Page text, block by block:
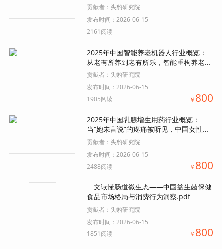
贡献者： 头豹研究院
发布时间： 2026-06-15
2161阅读
2025年中国智能养老机器人行业概览：
从老有所养到老有所乐，智能重构养老体
验.pdf
贡献者： 头豹研究院
发布时间： 2026-06-15
1905阅读
￥ 800
2025年中国乳腺增生用药行业概览：
当“她未言说”的疼痛被听见，中国女性健
康市场是否已按下“加速键”？.pdf
贡献者： 头豹研究院
发布时间： 2026-06-15
2488阅读
￥ 800
一文读懂肠道微生态——中国益生菌保健
食品市场格局与消费行为洞察.pdf
贡献者： 头豹研究院
发布时间： 2026-06-15
1851阅读
￥ 800